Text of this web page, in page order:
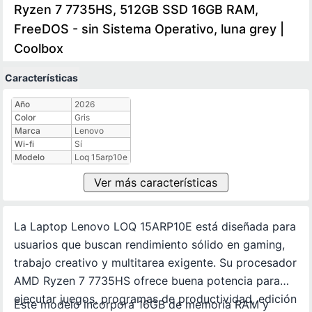
Ryzen 7 7735HS, 512GB SSD 16GB RAM,
FreeDOS - sin Sistema Operativo, luna grey |
Coolbox
Características
Características técnicas
Año
2026
Color
Gris
Marca
Lenovo
Wi-fi
Sí
Modelo
Loq 15arp10e
Ver más características
La Laptop Lenovo LOQ 15ARP10E está diseñada para
usuarios que buscan rendimiento sólido en gaming,
trabajo creativo y multitarea exigente. Su procesador
AMD Ryzen 7 7735HS ofrece buena potencia para
ejecutar juegos, programas de productividad, edición
Este modelo incorpora 16GB de memoria RAM y